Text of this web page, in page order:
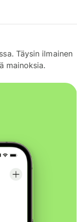
Täysin ilmainen
mainoksia.